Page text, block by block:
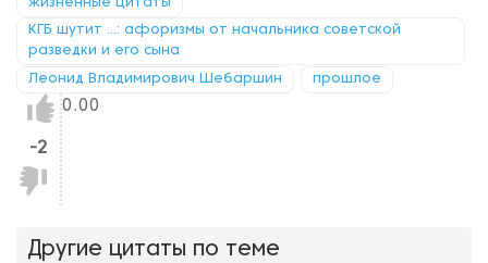
жизненные цитаты
КГБ шутит ...: афоризмы от начальника советской
разведки и его сына
Леонид Владимирович Шебаршин прошлое
Нравится!
-2
Не
нравится!
0.00
Другие цитаты по теме